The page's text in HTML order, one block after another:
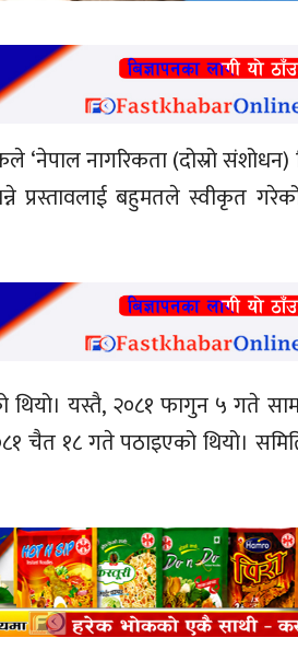
‘नेपाल नागरिकता (दोस्रो
प्रस्तावलाई बहुमतले स्वीकृत
थियो। यस्तै, २०८१ फागुन ५ गते
चैत १८ गते पठाइएको थियो।